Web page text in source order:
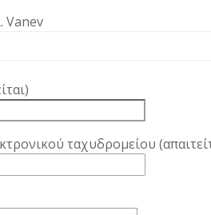
Vanev
ταχυδρομείου